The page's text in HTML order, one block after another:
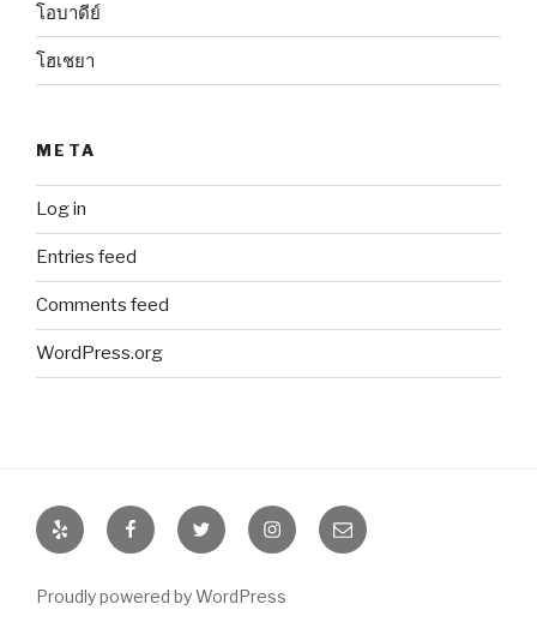
โอบาดีย์
โฮเชยา
META
Log in
Entries feed
Comments feed
WordPress.org
Yelp FacebookTwitter InstagramEmail
Proudly powered by WordPress